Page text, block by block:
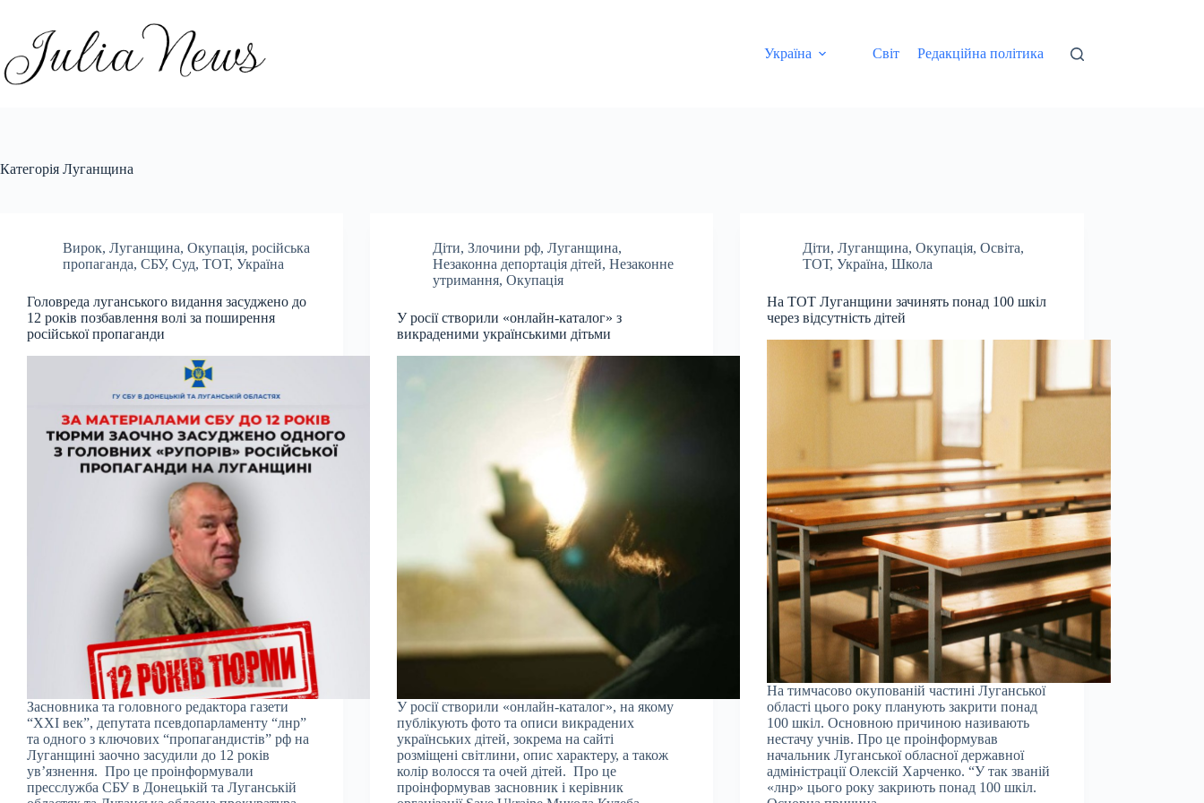
вмісту
Україна
Світ Редакційна політика
Категорія Луганщина
Вирок, Луганщина, Окупація, російська
пропаганда, СБУ, Суд, ТОТ, Україна
Головреда луганського видання засуджено до
12 років позбавлення волі за поширення
російської пропаганди
Засновника та головного редактора газети
“ХХІ век”, депутата псевдопарламенту “лнр”
та одного з ключових “пропагандистів” рф на
Луганщині заочно засудили до 12 років
увʼязнення. Про це проінформували
пресслужба СБУ в Донецькій та Луганській
Діти,Злочини рф,Луганщина,
Незаконна депортація дітей,Незаконне
утримання,Окупація
У росії створили «онлайн-каталог» з
викраденими українськими дітьми
У росії створили «онлайн-каталог», на якому
публікують фото та описи викрадених
українських дітей, зокрема на сайті
розміщені світлини, опис характеру, а також
колір волосся та очей дітей. Про це
проінформував засновник і керівник
Діти,Луганщина,Окупація,Освіта,
ТОТ,Україна,Школа
На ТОТ Луганщини зачинять понад 100 шкіл
через відсутність дітей
На тимчасово окупованій частині Луганської
області цього року планують закрити понад
100 шкіл. Основною причиною називають
нестачу учнів. Про це проінформував
начальник Луганської обласної державної
адміністрації Олексій Харченко. “У так званій
«лнр» цього року закриють понад 100 шкіл.